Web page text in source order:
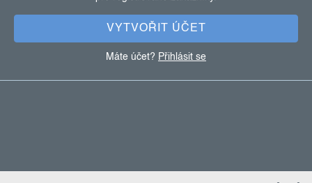
VYTVOŘIT ÚČET
Máte účet? Přihlásit se